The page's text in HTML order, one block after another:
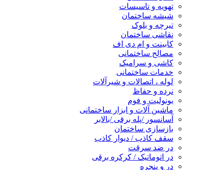
تهویه و تاسیسات
شیشه ساختمان
تیرچه و بلوک
نقاشی ساختمان
کابینت و ام دی اف
مصالح ساختمانی
کاشی و سرامیک
خدمات ساختمانی
لوله ، اتصالات و شیرآلات
نرده و حفاظ
یونولیت و فوم
ماشین آلات و ابزار ساختمانی
آسانسور /پله برقی /بالابر
بازسازی ساختمان
سقف کاذب / دیوار کاذب
در ضد سرقت
در اتوماتیک / کرکره برقی
در و پنجره